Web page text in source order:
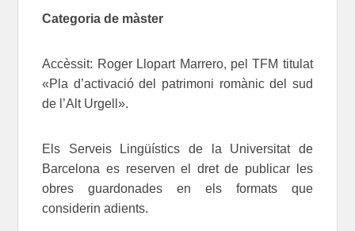
Categoria de màster
Accèssit: Roger Llopart Marrero, pel TFM titulat
«Pla d’activació del patrimoni romànic del sud
de l’Alt Urgell».
Els Serveis Lingüístics de la Universitat de
Barcelona es reserven el dret de publicar les
obres guardonades en els formats que
considerin adients.